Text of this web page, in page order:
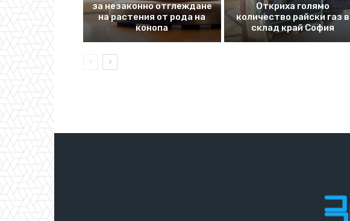
за незаконно отглеждане
на растения от рода на
конопа
Откриха голямо
количество райски газ в
склад край София